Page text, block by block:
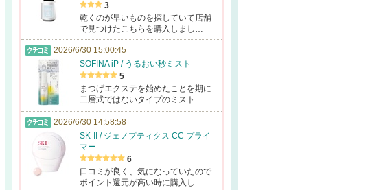
3
乾くのが早いものを探していて店舗
で見つけたこちらを購入しまし…
2026/6/30 15:00:45
SOFINA iP / うるおい秒ミスト
5
まつげエクステを始めたことを期に
二層式ではないタイプのミスト…
2026/6/30 14:58:58
SK-II / ジェノプティクス CC プライ
マー
6
口コミが良く、気になっていたので
ポイント還元が高い時に購入し…